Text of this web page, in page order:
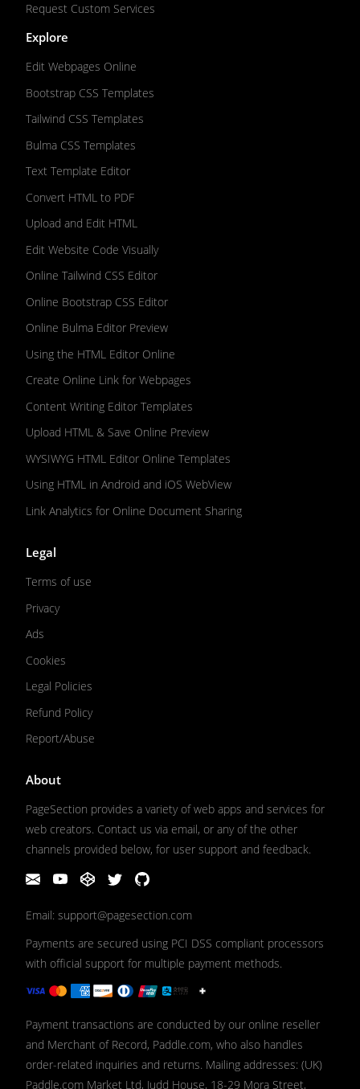
Request Custom Services
Explore
Edit Webpages Online
Bootstrap CSS Templates
Tailwind CSS Templates
Bulma CSS Templates
Text Template Editor
Convert HTML to PDF
Upload and Edit HTML
Edit Website Code Visually
Online Tailwind CSS Editor
Online Bootstrap CSS Editor
Online Bulma Editor Preview
Using the HTML Editor Online
Create Online Link for Webpages
Content Writing Editor Templates
Upload HTML & Save Online Preview
WYSIWYG HTML Editor Online Templates
Using HTML in Android and iOS WebView
Link Analytics for Online Document Sharing
Legal
Terms of use
Privacy
Ads
Cookies
Legal Policies
Refund Policy
Report/Abuse
About
PageSection provides a variety of web apps and services for
web creators. Contact us via email, or any of the other
channels provided below, for user support and feedback.
Email: support@pagesection.com
Payments are secured using PCI DSS compliant processors
with official support for multiple payment methods.
Payment transactions are conducted by our online reseller
and Merchant of Record, Paddle.com, who also handles
order-related inquiries and returns. Mailing addresses: (UK)
Paddle.com Market Ltd, Judd House, 18-29 Mora Street,